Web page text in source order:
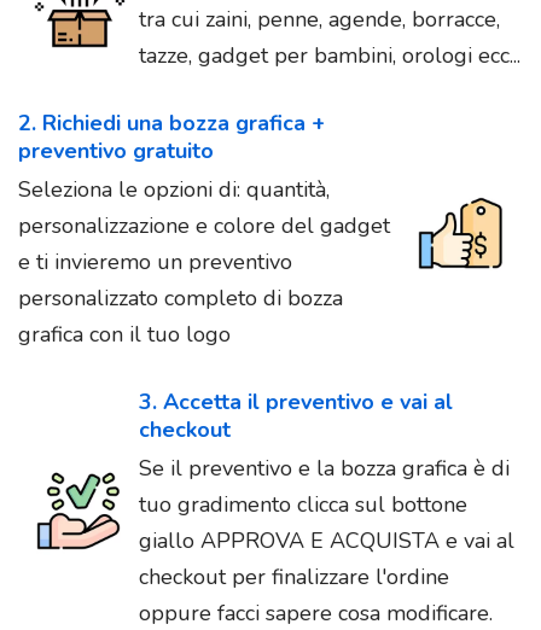
tra cui zaini, penne, agende, borracce,
tazze, gadget per bambini, orologi ecc...
2. Richiedi una bozza grafica +
preventivo gratuito
Seleziona le opzioni di: quantità,
personalizzazione e colore del gadget
e ti invieremo un preventivo
personalizzato completo di bozza
grafica con il tuo logo
3. Accetta il preventivo e vai al
checkout
Se il preventivo e la bozza grafica è di
tuo gradimento clicca sul bottone
giallo APPROVA E ACQUISTA e vai al
checkout per finalizzare l'ordine
oppure facci sapere cosa modificare.